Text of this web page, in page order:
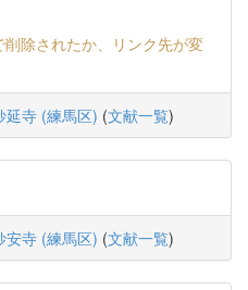
削除されたか、リンク先が変
延寺 (練馬区) (文献一覧)
安寺 (練馬区) (文献一覧)